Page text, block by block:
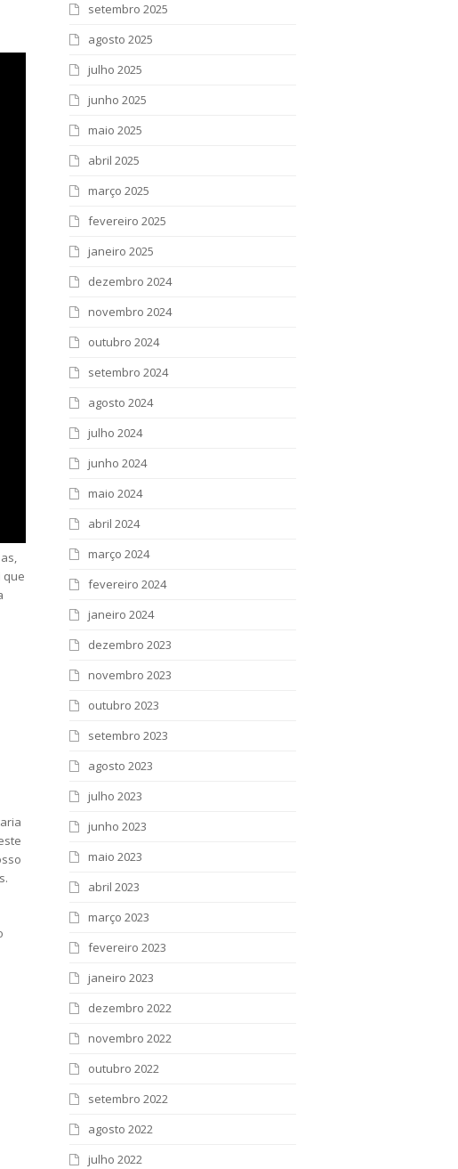
que
setembro 2025
agosto 2025
julho 2025
junho 2025
maio 2025
abril 2025
março 2025
fevereiro 2025
janeiro 2025
dezembro 2024
novembro 2024
outubro 2024
setembro 2024
agosto 2024
julho 2024
junho 2024
maio 2024
abril 2024
março 2024
fevereiro 2024
janeiro 2024
dezembro 2023
novembro 2023
outubro 2023
setembro 2023
agosto 2023
julho 2023
junho 2023
maio 2023
abril 2023
março 2023
fevereiro 2023
janeiro 2023
dezembro 2022
novembro 2022
outubro 2022
setembro 2022
agosto 2022
julho 2022